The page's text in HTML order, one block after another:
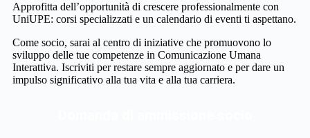
Approfitta dell’opportunità di crescere professionalmente con
UniUPE: corsi specializzati e un calendario di eventi ti aspettano.
Come socio, sarai al centro di iniziative che promuovono lo
sviluppo delle tue competenze in Comunicazione Umana
Interattiva. Iscriviti per restare sempre aggiornato e per dare un
impulso significativo alla tua vita e alla tua carriera.